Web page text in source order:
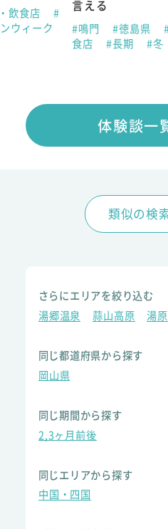
飲食店
#
ウィーク
言える
#鳴門 #徳島県
食店
#長期 #冬
体験談一
類似の検
さらにエリアを絞り込む
湯郷温泉
蒜山高原 湯
同じ都道府県から探す
岡山県
同じ期間から探す
2,3ヶ月前後
同じエリアから探す
中国・四国